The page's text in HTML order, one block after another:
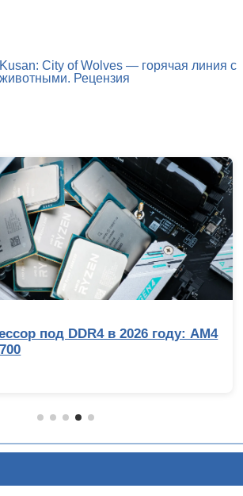
Kusan: City of Wolves — горячая линия с
животными. Рецензия
под DDR4 в 2026 году: AM4